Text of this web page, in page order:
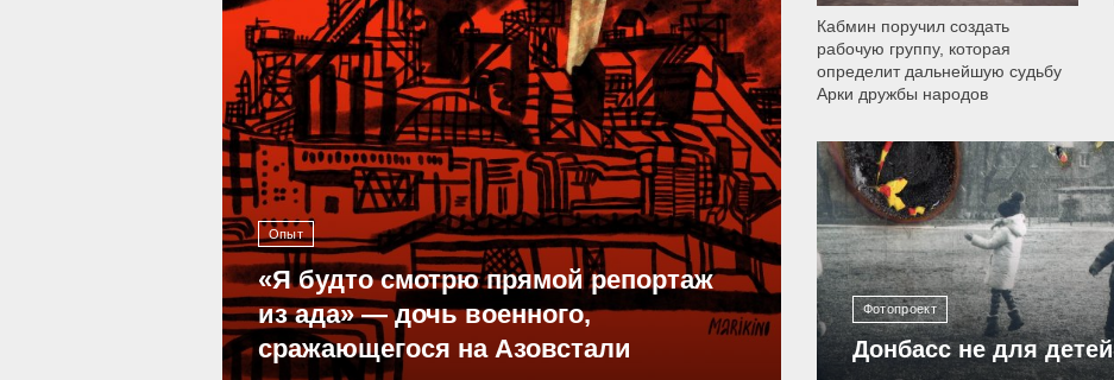
Опыт
«Я будто смотрю прямой репортаж
из ада» — дочь военного,
сражающегося на Азовстали
Кабмин поручил создать
рабочую группу, которая
определит дальнейшую судьбу
Арки дружбы народов
Фотопроект
Донбасс не для детей
12 308